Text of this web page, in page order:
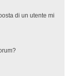
di un utente mi